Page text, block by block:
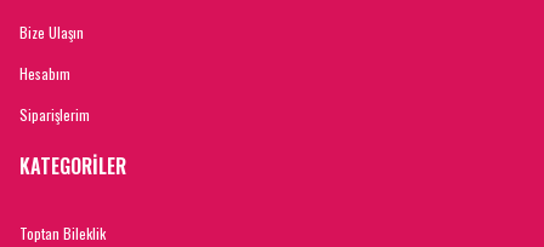
Bize Ulaşın
Hesabım
Siparişlerim
KATEGORİLER
Toptan Bileklik